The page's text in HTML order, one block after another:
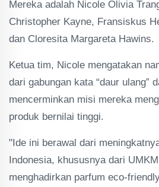
Mereka adalah Nicole Olivia
Christopher Kayne, Fransiskus
dan Cloresita Margareta Hawins.
Ketua tim, Nicole mengatakan
dari gabungan kata “daur ulang”
mencerminkan misi mereka
produk bernilai tinggi.
"Ide ini berawal dari
Indonesia, khususnya dari
menghadirkan parfum eco-